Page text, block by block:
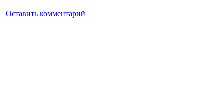
Оставить комментарий